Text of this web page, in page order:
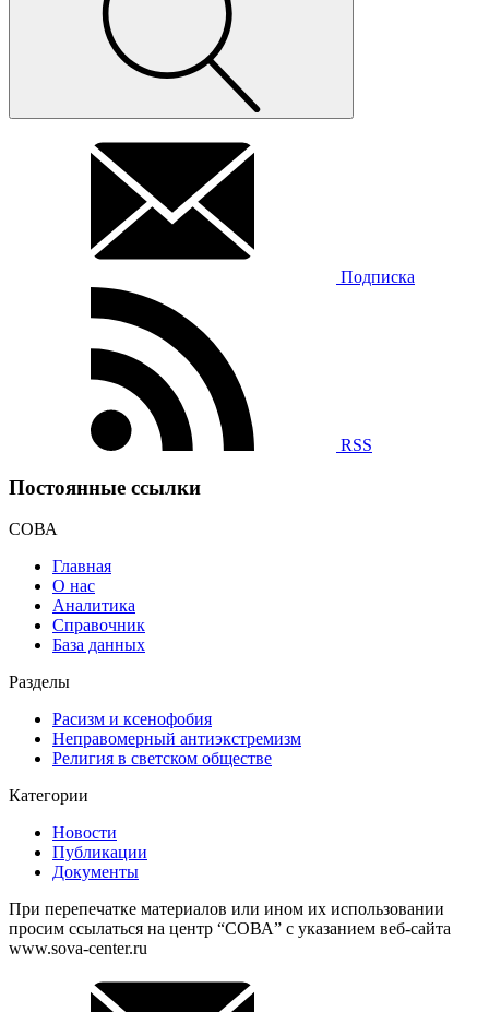
Подписка
RSS
Постоянные ссылки
СОВА
Главная
О нас
Аналитика
Справочник
База данных
Разделы
Расизм и ксенофобия
Неправомерный антиэкстремизм
Религия в светском обществе
Категории
Новости
Публикации
Документы
При перепечатке материалов или ином их использовании
просим ссылаться на центр “СОВА” с указанием веб-сайта
www.sova-center.ru